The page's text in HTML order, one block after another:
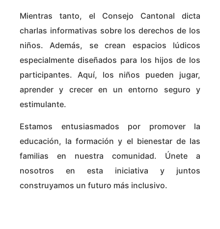
Mientras tanto, el Consejo Cantonal dicta
charlas informativas sobre los derechos de los
niños. Además, se crean espacios lúdicos
especialmente diseñados para los hijos de los
participantes. Aquí, los niños pueden jugar,
aprender y crecer en un entorno seguro y
estimulante.
Estamos entusiasmados por promover la
educación, la formación y el bienestar de las
familias en nuestra comunidad. Únete a
nosotros en esta iniciativa y juntos
construyamos un futuro más inclusivo.